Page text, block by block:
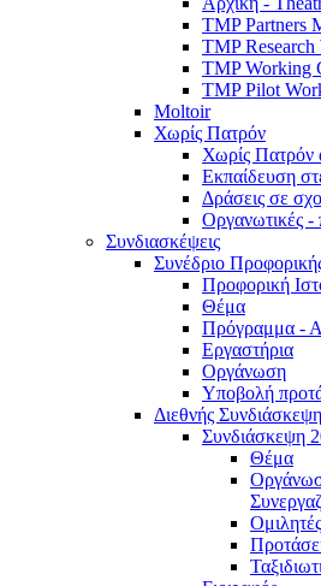
TMP Partners
TMP Research
TMP Working
TMP Pilot
Moltoir
Χωρίς Πατρόν
Χωρίς Πατρόν
Εκπαίδευση
Δράσεις σε
Οργανωτικές -
Συνδιασκέψεις
Συνέδριο
Προφορική
Θέμα
Πρόγραμμα -
Εργαστήρια
Οργάνωση
Υποβολή
Διεθνής
Συνδιάσκεψη
Θέμα